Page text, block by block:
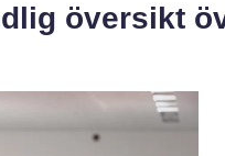
översikt